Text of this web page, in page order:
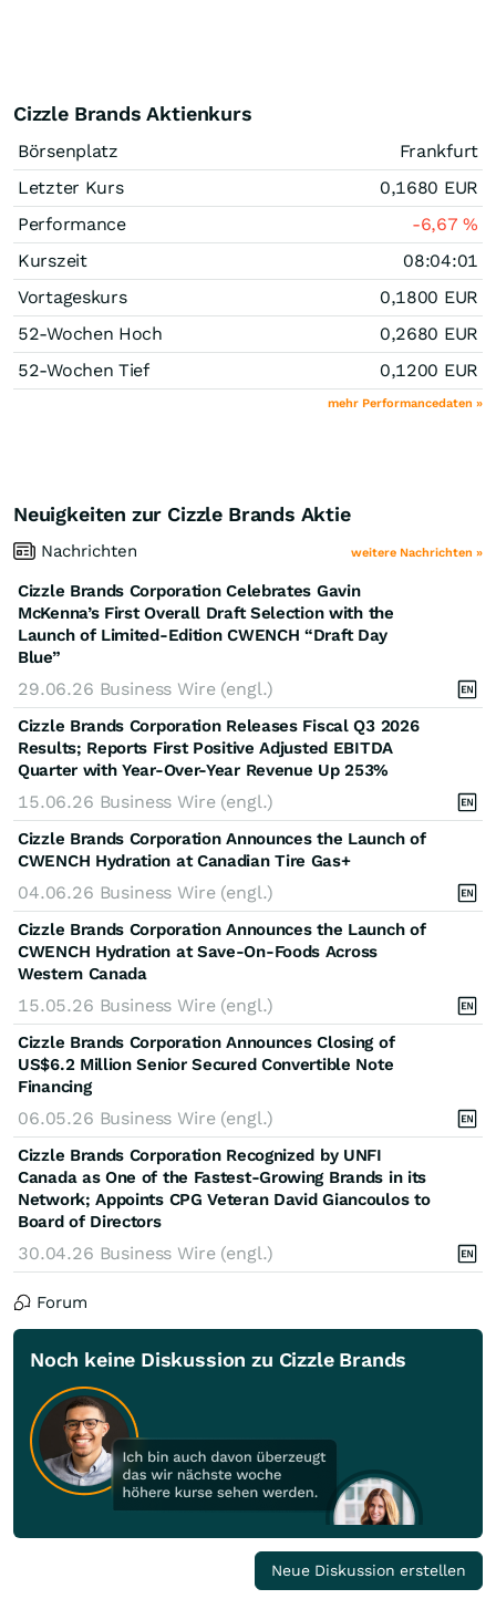
Cizzle Brands Aktienkurs
Börsenplatz
Frankfurt
Letzter Kurs
0,1680 EUR
Performance
-6,67%
Kurszeit
08:04:01
Vortageskurs
0,1800 EUR
52-Wochen Hoch
0,2680 EUR
52-Wochen Tief
0,1200 EUR
mehr Performancedaten »
Neuigkeiten zur Cizzle Brands Aktie
Nachrichten weitere Nachrichten »
Cizzle Brands Corporation Celebrates Gavin
McKenna’s First Overall Draft Selection with the
Launch of Limited-Edition CWENCH “Draft Day
Blue”
29.06.26 Business Wire (engl.)
Cizzle Brands Corporation Releases Fiscal Q3 2026
Results; Reports First Positive Adjusted EBITDA
Quarter with Year-Over-Year Revenue Up 253%
15.06.26 Business Wire (engl.)
Cizzle Brands Corporation Announces the Launch of
CWENCH Hydration at Canadian Tire Gas+
04.06.26 Business Wire (engl.)
Cizzle Brands Corporation Announces the Launch of
CWENCH Hydration at Save-On-Foods Across
Western Canada
15.05.26 Business Wire (engl.)
Cizzle Brands Corporation Announces Closing of
US$6.2 Million Senior Secured Convertible Note
Financing
06.05.26 Business Wire (engl.)
Cizzle Brands Corporation Recognized by UNFI
Canada as One of the Fastest-Growing Brands in its
Network; Appoints CPG Veteran David Giancoulos to
Board of Directors
30.04.26 Business Wire (engl.)
Forum
Noch keine Diskussion zu Cizzle Brands
Neue Diskussion erstellen